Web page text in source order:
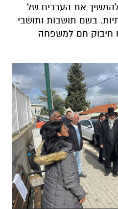
את הערכים של
בשם תושבות ותושבי
חיבוק חם למשפחה